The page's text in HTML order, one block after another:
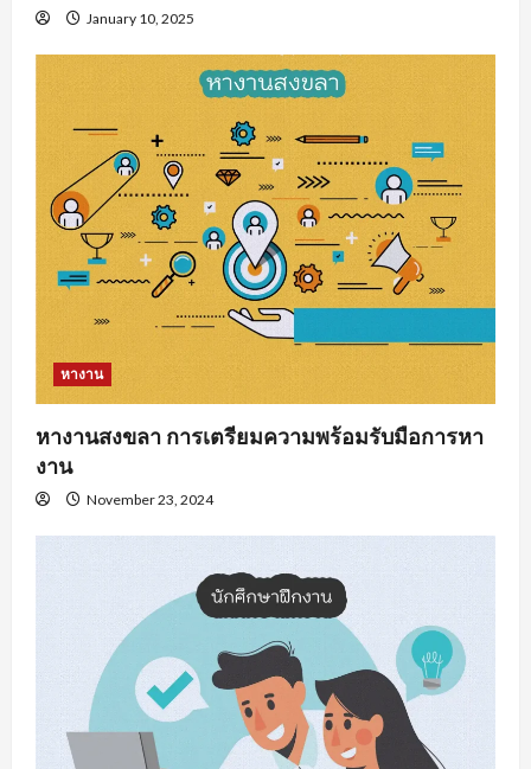
January 10, 2025
หางาน
หางานสงขลา การเตรียมความพร้อมรับมือการหา
งาน
November 23, 2024